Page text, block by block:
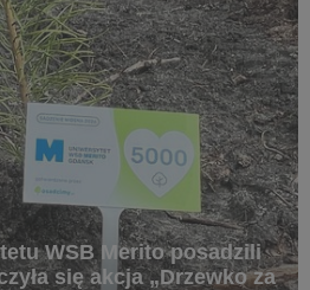
WSB Merito posadzili
się akcja „Drzewko za